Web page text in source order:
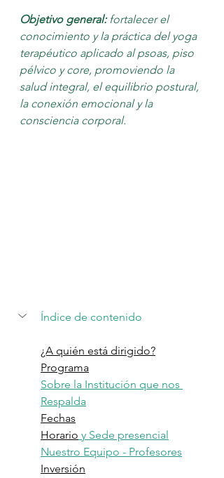
Objetivo general: fortalecer el
conocimiento y la práctica del yoga
terapéutico aplicado al psoas, piso
pélvico y core, promoviendo la
salud integral, el equilibrio postural,
la conexión emocional y la
consciencia corporal.
Índice de contenido
¿A quién está dirigido?
Programa
Sobre la Institución que nos
Respalda
Fechas
Horario y Sede presencial
Nuestro Equipo - Profesores
Inversión